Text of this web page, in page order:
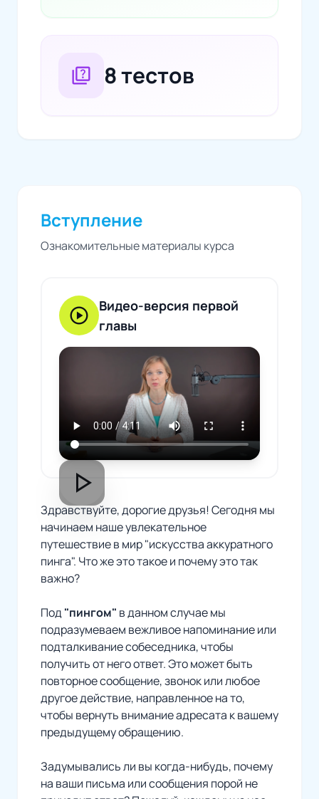
quiz 8 тестов
Вступление
Ознакомительные материалы курса
play_circle
Видео-версия первой
главы
play_arrow
Здравствуйте, дорогие друзья! Сегодня мы
начинаем наше увлекательное
путешествие в мир "искусства аккуратного
пинга". Что же это такое и почему это так
важно?
Под "пингом" в данном случае мы
подразумеваем вежливое напоминание или
подталкивание собеседника, чтобы
получить от него ответ. Это может быть
повторное сообщение, звонок или любое
другое действие, направленное на то,
чтобы вернуть внимание адресата к вашему
предыдущему обращению.
Задумывались ли вы когда-нибудь, почему
на ваши письма или сообщения порой не